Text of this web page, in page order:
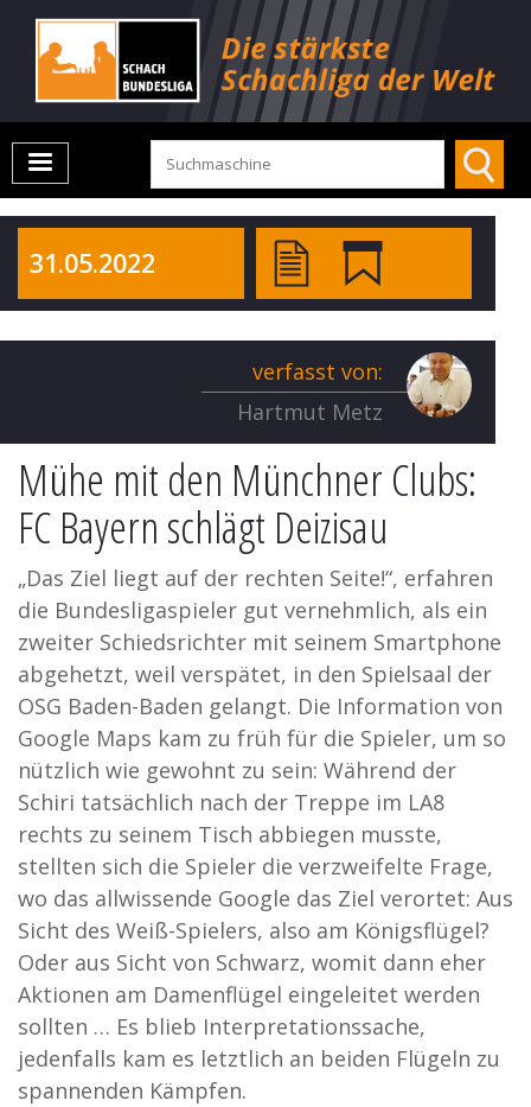
31.05.2022
verfasst von:
Hartmut Metz
Mühe mit den Münchner Clubs:
FC Bayern schlägt Deizisau
„Das Ziel liegt auf der rechten Seite!“, erfahren
die Bundesligaspieler gut vernehmlich, als ein
zweiter Schiedsrichter mit seinem Smartphone
abgehetzt, weil verspätet, in den Spielsaal der
OSG Baden-Baden gelangt. Die Information von
Google Maps kam zu früh für die Spieler, um so
nützlich wie gewohnt zu sein: Während der
Schiri tatsächlich nach der Treppe im LA8
rechts zu seinem Tisch abbiegen musste,
stellten sich die Spieler die verzweifelte Frage,
wo das allwissende Google das Ziel verortet: Aus
Sicht des Weiß-Spielers, also am Königsflügel?
Oder aus Sicht von Schwarz, womit dann eher
Aktionen am Damenflügel eingeleitet werden
sollten … Es blieb Interpretationssache,
jedenfalls kam es letztlich an beiden Flügeln zu
spannenden Kämpfen.